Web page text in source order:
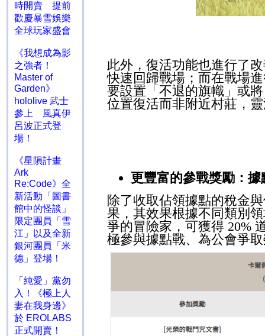
時開賣 提前
歡慶暴雪娛樂
全球玩家盛會
《我想成為影
之強者！
Master of
Garden》
hololive 武士
參上 風真伊
呂波正式登
場！
《星隕計畫
Ark
Re:Code》全
新活動「圖書
館中的怪談」
限定團員「雪
江」以及全新
銀河團員「米
德」登場！
「純愛」黨勿
入！《極上人
妻在我身邊》
於 EROLABS
正式開賣！
此外，復活功能也進行了
快速回歸戰場；而在戰場
要設置「不退的旗幟」或
位置復活而非附近村莊，
更豐富的參戰獎勵：
除了收取佔領據點的稅金
果，其效果根據不同類別
爭的冒險家，可獲得 20%
極參與據點戰、為公會爭